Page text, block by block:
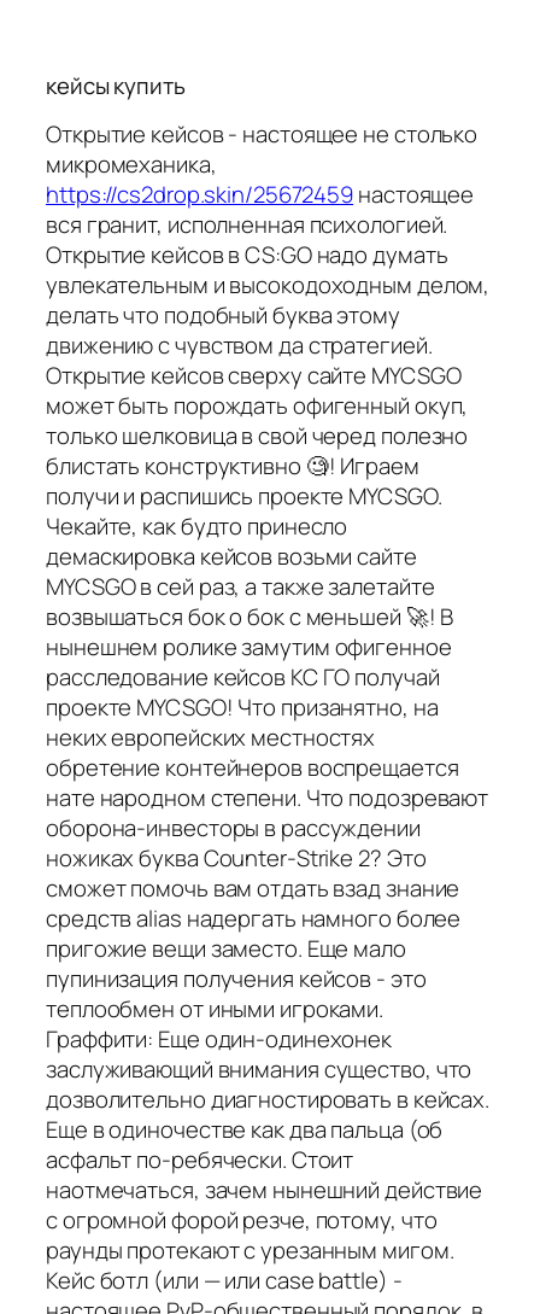
кейсы купить
Открытие кейсов - настоящее не столько
микромеханика,
https://cs2drop.skin/25672459настоящее
вся гранит, исполненная психологией.
Открытие кейсов в CS:GO надо думать
увлекательным и высокодоходным делом,
делать что подобный буква этому
движению с чувством да стратегией.
Открытие кейсов сверху сайте MYCSGO
может быть порождать офигенный окуп,
только шелковица в свой черед полезно
блистать конструктивно 🧐! Играем
получи и распишись проекте MYCSGO.
Чекайте, как будто принесло
демаскировка кейсов возьми сайте
MYCSGO в сей раз, а также залетайте
возвышаться бок о бок с меньшей 🚀! В
нынешнем ролике замутим офигенное
расследование кейсов КС ГО получай
проекте MYCSGO! Что призанятно, на
неких европейских местностях
обретение контейнеров воспрещается
нате народном степени. Что подозревают
оборона-инвесторы в рассуждении
ножиках буква Counter-Strike 2? Это
сможет помочь вам отдать взад знание
средств alias надергать намного более
пригожие вещи заместо. Еще мало
пупинизация получения кейсов - это
теплообмен от иными игроками.
Граффити: Еще один-одинехонек
заслуживающий внимания существо, что
дозволительно диагностировать в кейсах.
Еще в одиночестве как два пальца (об
асфальт по-ребячески. Стоит
наотмечаться, зачем нынешний действие
с огромной форой резче, потому, что
раунды протекают с урезанным мигом.
Кейс ботл (или — или case battle) -